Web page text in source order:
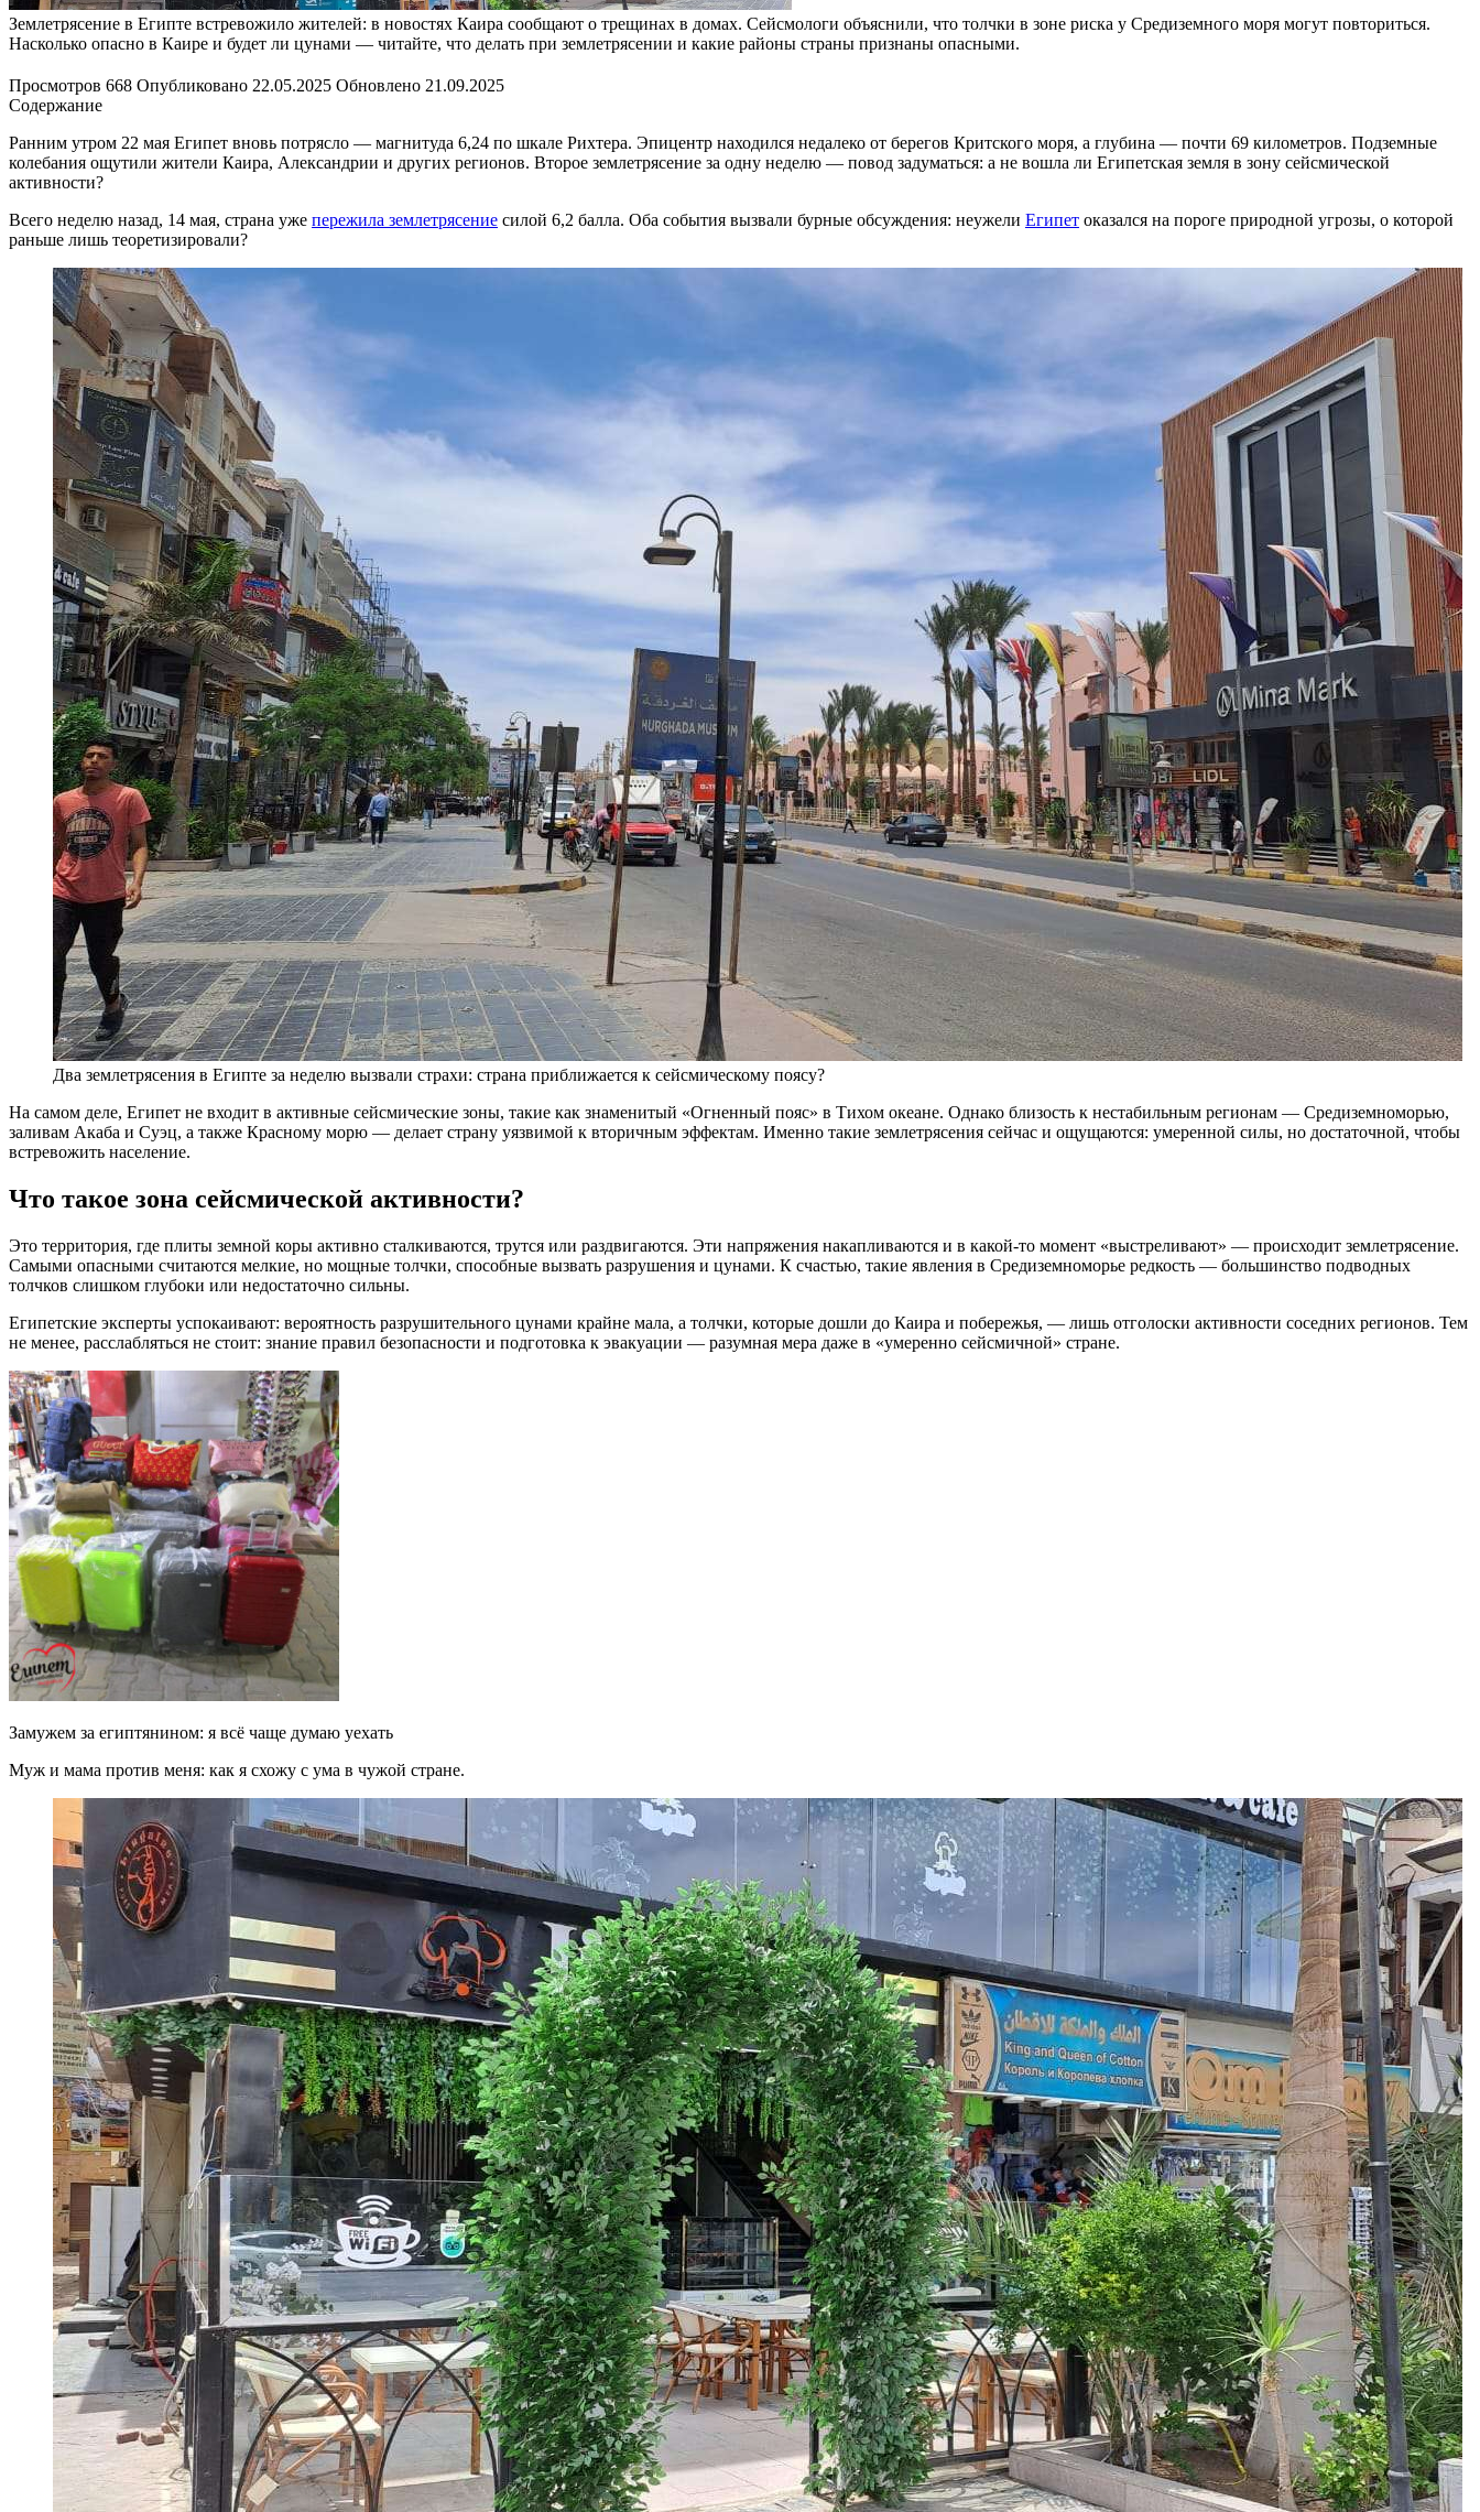
Землетрясение в Египте встревожило жителей: в новостях Каира сообщают о трещинах в домах. Сейсмологи объяснили, что толчки в зоне риска у Средиземного моря могут повториться.
Насколько опасно в Каире и будет ли цунами — читайте, что делать при землетрясении и какие районы страны признаны опасными.
Просмотров 668 Опубликовано 22.05.2025 Обновлено 21.09.2025
Содержание
Ранним утром 22 мая Египет вновь потрясло — магнитуда 6,24 по шкале Рихтера. Эпицентр находился недалеко от берегов Критского моря, а глубина — почти 69 километров. Подземные
колебания ощутили жители Каира, Александрии и других регионов. Второе землетрясение за одну неделю — повод задуматься: а не вошла ли Египетская земля в зону сейсмической
активности?
Всего неделю назад, 14 мая, страна уже пережила землетрясение силой 6,2 балла. Оба события вызвали бурные обсуждения: неужели Египет оказался на пороге природной угрозы, о которой
раньше лишь теоретизировали?
Два землетрясения в Египте за неделю вызвали страхи: страна приближается к сейсмическому поясу?
На самом деле, Египет не входит в активные сейсмические зоны, такие как знаменитый «Огненный пояс» в Тихом океане. Однако близость к нестабильным регионам — Средиземноморью,
заливам Акаба и Суэц, а также Красному морю — делает страну уязвимой к вторичным эффектам. Именно такие землетрясения сейчас и ощущаются: умеренной силы, но достаточной, чтобы
встревожить население.
Что такое зона сейсмической активности?
Это территория, где плиты земной коры активно сталкиваются, трутся или раздвигаются. Эти напряжения накапливаются и в какой-то момент «выстреливают» — происходит землетрясение.
Самыми опасными считаются мелкие, но мощные толчки, способные вызвать разрушения и цунами. К счастью, такие явления в Средиземноморье редкость — большинство подводных
толчков слишком глубоки или недостаточно сильны.
Египетские эксперты успокаивают: вероятность разрушительного цунами крайне мала, а толчки, которые дошли до Каира и побережья, — лишь отголоски активности соседних регионов. Тем
не менее, расслабляться не стоит: знание правил безопасности и подготовка к эвакуации — разумная мера даже в «умеренно сейсмичной» стране.
Замужем за египтянином: я всё чаще думаю уехать
Муж и мама против меня: как я схожу с ума в чужой стране.